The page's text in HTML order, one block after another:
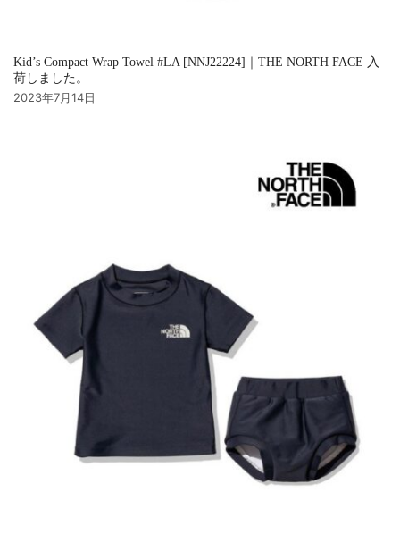
Kid’s Compact Wrap Towel #LA [NNJ22224]｜THE NORTH FACE 入
荷しました。
2023年7月14日